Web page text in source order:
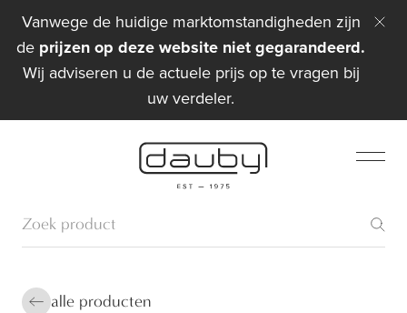
Vanwege de huidige marktomstandigheden zijn
de prijzen op deze website niet gegarandeerd.
Wij adviseren u de actuele prijs op te vragen bij
uw verdeler.
alle producten